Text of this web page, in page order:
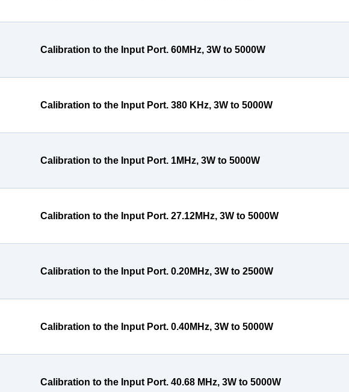
Calibration to the Input Port. 60MHz, 3W to 5000W
Calibration to the Input Port. 380 KHz, 3W to 5000W
Calibration to the Input Port. 1MHz, 3W to 5000W
Calibration to the Input Port. 27.12MHz, 3W to 5000W
Calibration to the Input Port. 0.20MHz, 3W to 2500W
Calibration to the Input Port. 0.40MHz, 3W to 5000W
Calibration to the Input Port. 40.68 MHz, 3W to 5000W